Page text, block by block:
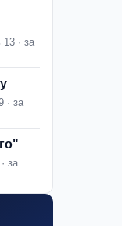
13 · за
· за
за